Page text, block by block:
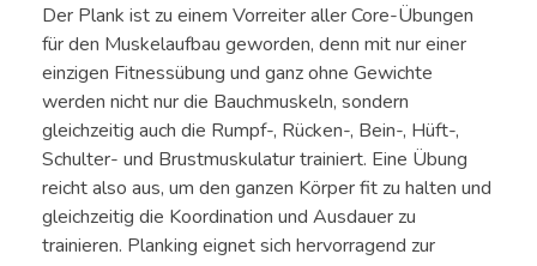
Der Plank ist zu einem Vorreiter aller Core-Übungen
für den Muskelaufbau geworden, denn mit nur einer
einzigen Fitnessübung und ganz ohne Gewichte
werden nicht nur die Bauchmuskeln, sondern
gleichzeitig auch die Rumpf-, Rücken-, Bein-, Hüft-,
Schulter- und Brustmuskulatur trainiert. Eine Übung
reicht also aus, um den ganzen Körper fit zu halten und
gleichzeitig die Koordination und Ausdauer zu
trainieren. Planking eignet sich hervorragend zur